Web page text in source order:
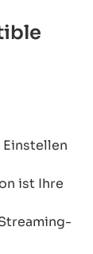
Einstellen
ist Ihre